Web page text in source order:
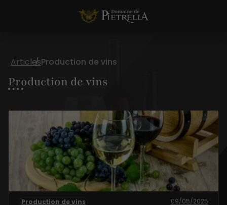
ArticlesProduction de vins
Production de vins
Production de vins 09/05/2025